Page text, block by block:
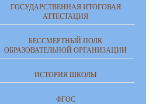
ГОСУДАРСТВЕННАЯ ИТОГОВАЯ
АТТЕСТАЦИЯ
БЕССМЕРТНЫЙ ПОЛК
ОБРАЗОВАТЕЛЬНОЙ ОРГАНИЗАЦИИ
ИСТОРИЯ ШКОЛЫ
ФГОС